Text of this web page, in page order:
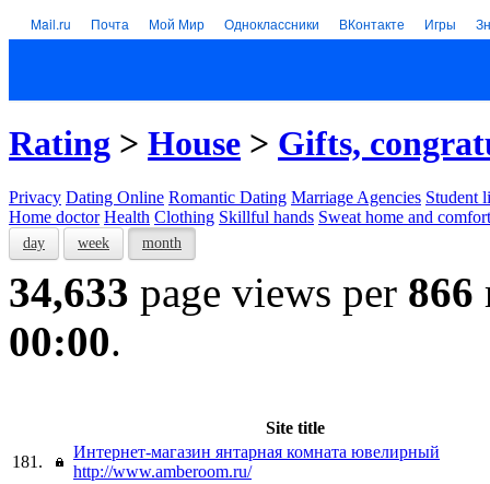
Mail.ru Почта Мой Мир Одноклассники ВКонтакте Игры
Rating > House > Gifts,
Privacy Dating Online Romantic Dating Marriage Agencies Student
Home doctor Health Clothing Skillful hands Sweat home and comfort
day week month
34,633 page views per 866
00:00.
Site title
181.
Интернет-магазин янтарная комната ювелирный
http://www.amberoom.ru/